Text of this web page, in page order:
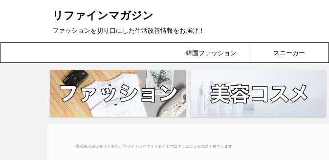
リファインマガジン
ファッションを切り口にした生活改善情報をお届け！
韓国ファッション スニーカー
〈景品表示法に基づく表記〉当サイトはアフィリエイトプログラムによる収益を得ています。